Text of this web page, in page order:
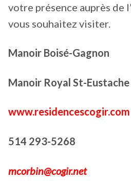
votre présence auprès de
vous souhaitez visiter.
Manoir Boisé-Gagnon
Manoir Royal St-Eustache
www.residencescogir.com
514 293-5268
mcorbin@cogir.net